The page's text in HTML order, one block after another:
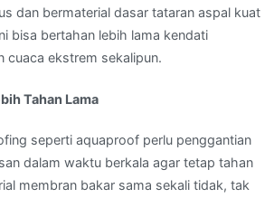
dan bermaterial dasar tataran aspal kuat
bisa bertahan lebih lama kendati
cuaca ekstrem sekalipun.
Tahan Lama
seperti aquaproof perlu penggantian
dalam waktu berkala agar tetap tahan
membran bakar sama sekali tidak, tak